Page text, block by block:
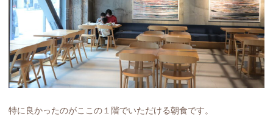
特に良かったのがここの１階でいただける朝食です。